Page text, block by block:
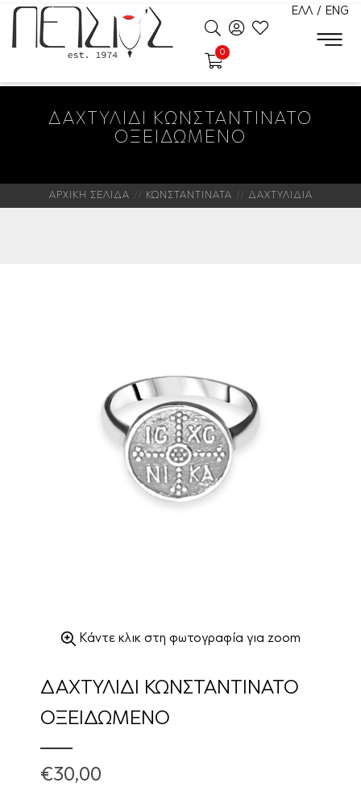
ΕΛΛ / ENG
0
ΔΑΧΤΥΛΙΔΙ ΚΩΝΣΤΑΝΤΙΝΑΤΟ
ΟΞΕΙΔΩΜΕΝΟ
ΑΡΧΙΚΗ ΣΕΛΙΔΑ ΚΩΝΣΤΑΝΤΙΝΑΤΑ ΔΑΧΤΥΛΙΔΙΑ
Κάντε κλικ στη φωτογραφία για zoom
ΔΑΧΤΥΛΙΔΙ ΚΩΝΣΤΑΝΤΙΝΑΤΟ
ΟΞΕΙΔΩΜΕΝΟ
€30,00